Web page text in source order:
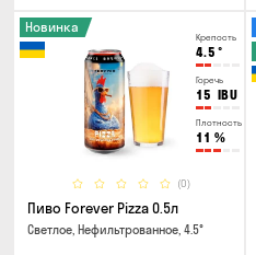
Крепость
4.5 °
Горечь
15 IBU
Плотность
11 %
(0)
Новинка
Пиво Forever Pizza 0.5л
Светлое, Нефильтрованное, 4.5°